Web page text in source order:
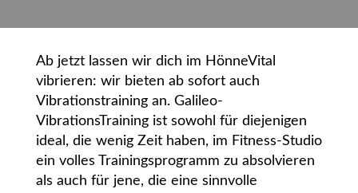
Ab jetzt lassen wir dich im HönneVital
vibrieren: wir bieten ab sofort auch
Vibrationstraining an. Galileo-
VibrationsTraining ist sowohl für diejenigen
ideal, die wenig Zeit haben, im Fitness-Studio
ein volles Trainingsprogramm zu absolvieren
als auch für jene, die eine sinnvolle